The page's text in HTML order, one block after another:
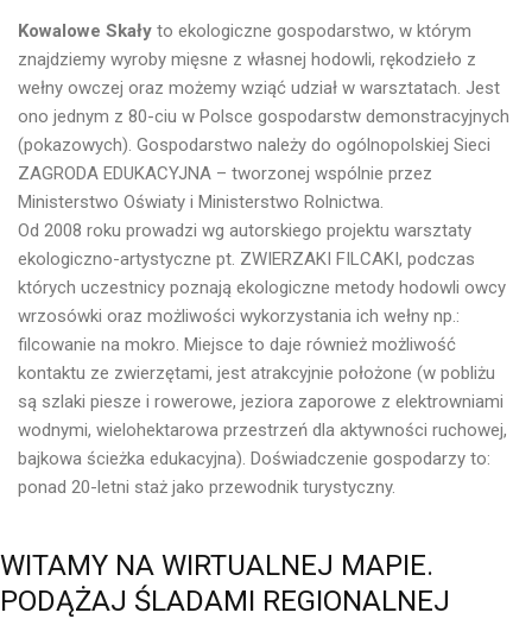
Kowalowe Skały to ekologiczne gospodarstwo, w którym
znajdziemy wyroby mięsne z własnej hodowli, rękodzieło z
wełny owczej oraz możemy wziąć udział w warsztatach. Jest
ono jednym z 80-ciu w Polsce gospodarstw demonstracyjnych
(pokazowych). Gospodarstwo należy do ogólnopolskiej Sieci
ZAGRODA EDUKACYJNA – tworzonej wspólnie przez
Ministerstwo Oświaty i Ministerstwo Rolnictwa.
Od 2008 roku prowadzi wg autorskiego projektu warsztaty
ekologiczno-artystyczne pt. ZWIERZAKI FILCAKI, podczas
których uczestnicy poznają ekologiczne metody hodowli owcy
wrzosówki oraz możliwości wykorzystania ich wełny np.:
filcowanie na mokro. Miejsce to daje również możliwość
kontaktu ze zwierzętami, jest atrakcyjnie położone (w pobliżu
są szlaki piesze i rowerowe, jeziora zaporowe z elektrowniami
wodnymi, wielohektarowa przestrzeń dla aktywności ruchowej,
bajkowa ścieżka edukacyjna). Doświadczenie gospodarzy to:
ponad 20-letni staż jako przewodnik turystyczny.
WITAMY NA WIRTUALNEJ MAPIE.
PODĄŻAJ ŚLADAMI REGIONALNEJ